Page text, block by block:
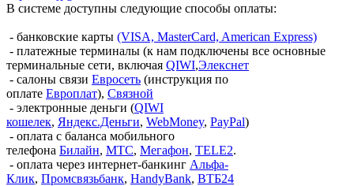
В системе доступны следующие способы оплаты:
- банковские карты (VISA, MasterCard, American Express)
- платежные терминалы (к нам подключены все основные
терминальные сети, включая QIWI,Элекснет
- салоны связи Евросеть (инструкция по
оплате Европлат), Связной
- электронные деньги (QIWI
кошелек, Яндекс.Деньги, WebMoney, PayPal)
- оплата с баланса мобильного
телефона Билайн, МТС, Мегафон, TELE2.
- оплата через интернет-банкинг Альфа-
Клик, Промсвязьбанк, HandyBank, ВТБ24